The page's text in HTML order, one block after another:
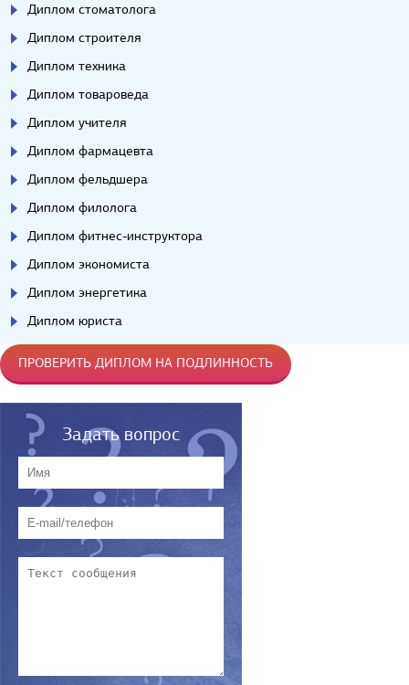
Диплом стоматолога
Диплом строителя
Диплом техника
Диплом товароведа
Диплом учителя
Диплом фармацевта
Диплом фельдшера
Диплом филолога
Диплом фитнес-инструктора
Диплом экономиста
Диплом энергетика
Диплом юриста
ПРОВЕРИТЬ ДИПЛОМ НА ПОДЛИННОСТЬ
Задать вопрос